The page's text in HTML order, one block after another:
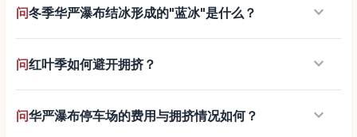
问冬季华严瀑布结冰形成的"蓝冰"是什么？ keyboard_arrow_down
问红叶季如何避开拥挤？ keyboard_arrow_down
问华严瀑布停车场的费用与拥挤情况如何？ keyboard_arrow_down